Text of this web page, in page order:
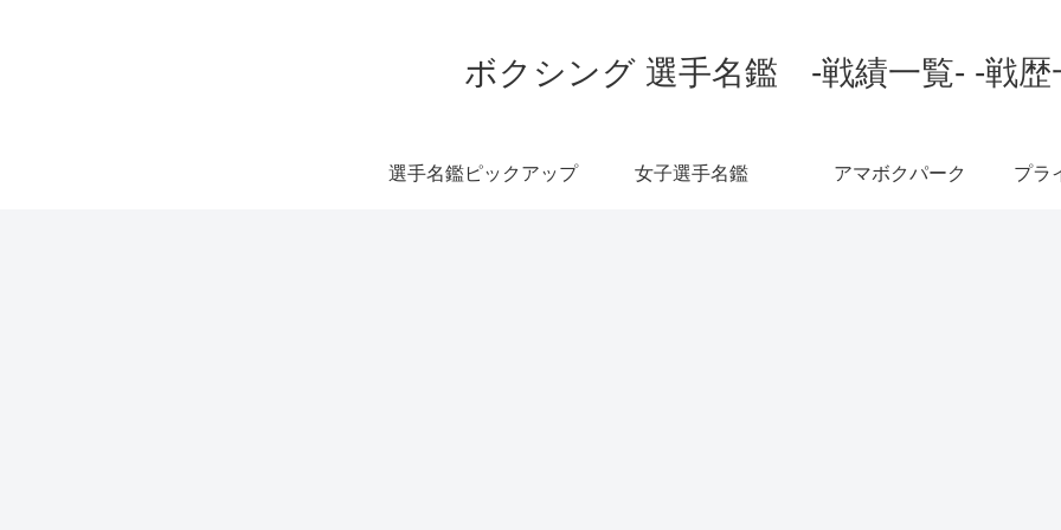
ボクシング 選手名鑑 -戦績一覧- -戦歴
選手名鑑ピックアップ 女子選手名鑑 アマボクパーク プラ